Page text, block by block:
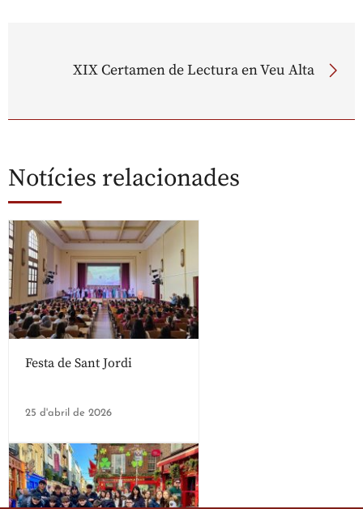
XIX Certamen de Lectura en Veu Alta
Notícies relacionades
Festa de Sant Jordi
25 d'abril de 2026